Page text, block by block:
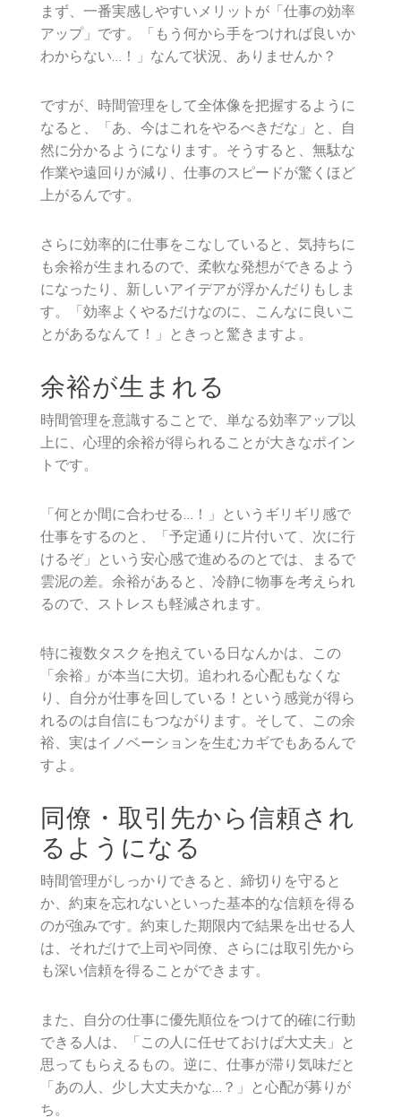
まず、一番実感しやすいメリットが「仕事の効率
アップ」です。「もう何から手をつければ良いか
わからない…！」なんて状況、ありませんか？
ですが、時間管理をして全体像を把握するように
なると、「あ、今はこれをやるべきだな」と、自
然に分かるようになります。そうすると、無駄な
作業や遠回りが減り、仕事のスピードが驚くほど
上がるんです。
さらに効率的に仕事をこなしていると、気持ちに
も余裕が生まれるので、柔軟な発想ができるよう
になったり、新しいアイデアが浮かんだりもしま
す。「効率よくやるだけなのに、こんなに良いこ
とがあるなんて！」ときっと驚きますよ。
余裕が生まれる
時間管理を意識することで、単なる効率アップ以
上に、心理的余裕が得られることが大きなポイン
トです。
「何とか間に合わせる…！」というギリギリ感で
仕事をするのと、「予定通りに片付いて、次に行
けるぞ」という安心感で進めるのとでは、まるで
雲泥の差。余裕があると、冷静に物事を考えられ
るので、ストレスも軽減されます。
特に複数タスクを抱えている日なんかは、この
「余裕」が本当に大切。追われる心配もなくな
り、自分が仕事を回している！という感覚が得ら
れるのは自信にもつながります。そして、この余
裕、実はイノベーションを生むカギでもあるんで
すよ。
同僚・取引先から信頼され
るようになる
時間管理がしっかりできると、締切りを守ると
か、約束を忘れないといった基本的な信頼を得る
のが強みです。約束した期限内で結果を出せる人
は、それだけで上司や同僚、さらには取引先から
も深い信頼を得ることができます。
また、自分の仕事に優先順位をつけて的確に行動
できる人は、「この人に任せておけば大丈夫」と
思ってもらえるもの。逆に、仕事が滞り気味だと
「あの人、少し大丈夫かな…？」と心配が募りが
ち。